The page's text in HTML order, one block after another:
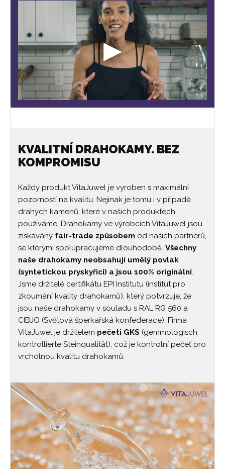
KVALITNÍ DRAHOKAMY. BEZ
KOMPROMISU
Každý produkt VitaJuwel je vyroben s maximální
pozorností na kvalitu. Nejinak je tomu i v případě
drahých kamenů, které v našich produktech
používáme. Drahokamy ve výrobcích VitaJuwel jsou
získávány fair-trade způsobem od našich partnerů,
se kterými spolupracujeme dlouhodobě. Všechny
naše drahokamy neobsahují umělý povlak
(syntetickou pryskyřici) a jsou 100% originální.
Jsme držitelé certifikátu EPI Institutu (institut pro
zkoumání kvality drahokamů), který potvrzuje, že
jsou naše drahokamy v souladu s RAL RG 560 a
CIBJO (Světová šperkařská konfederace). Firma
VitaJuwel je držitelem pečeti GKS (gemmologisch
kontrollierte Steinqualität), což je kontrolní pečeť pro
vrcholnou kvalitu drahokamů.